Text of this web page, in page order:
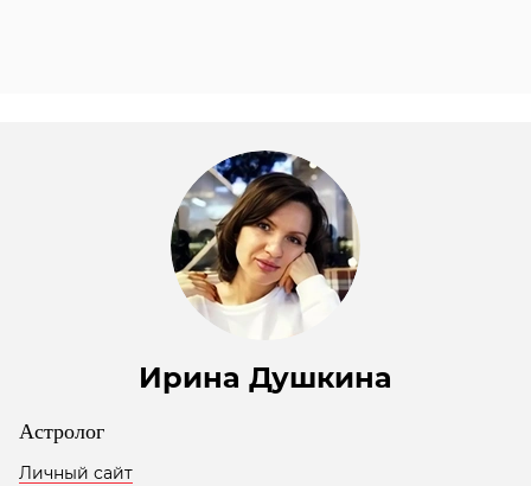
Ирина Душкина
Астролог
Личный сайт